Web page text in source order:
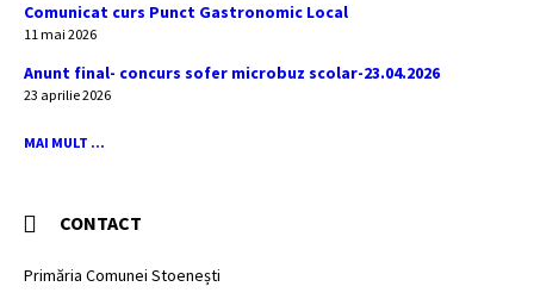
Comunicat curs Punct Gastronomic Local
11 mai 2026
Anunt final- concurs sofer microbuz scolar-23.04.2026
23 aprilie 2026
MAI MULT ...
CONTACT
Primăria Comunei Stoenești